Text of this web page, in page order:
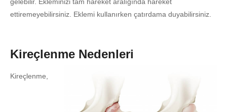
ettiremeyebilirsiniz. Eklemi kullanırken çatırdama duyabilirsiniz.
Kireçlenme Nedenleri
Kireçlenme,